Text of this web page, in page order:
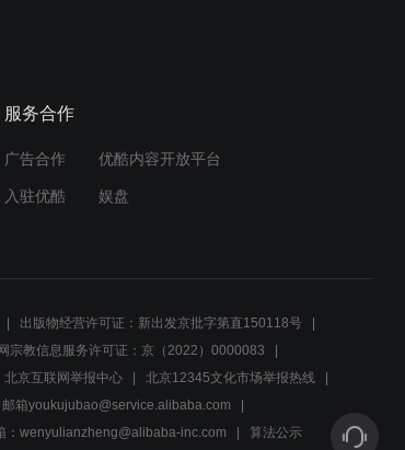
刘涛新剧即将开播，和杨烁
01:47
向前兑现承诺送妻子豪宅，
寻找有苦难言夫妻貌合神
服务合作
广告合作 优酷内容开放平台
入驻优酷 娱盘
出版物经营许可证：新出发京批字第直150118号
宗教信息服务许可证：京（2022）0000083
北京互联网举报中心
北京12345文化市场举报热线
箱youkujubao@service.alibaba.com
：wenyulianzheng@alibaba-inc.com 算法公示